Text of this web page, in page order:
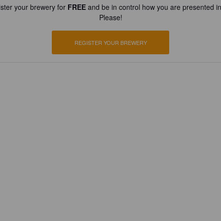
your brewery for FREEand be in control how you are presented
Please!
REGISTER YOUR BREWERY